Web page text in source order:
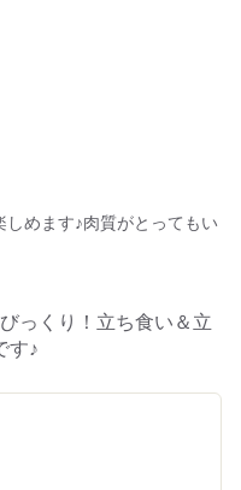
めます♪肉質がとってもい
っくり！立ち食い＆立
す♪